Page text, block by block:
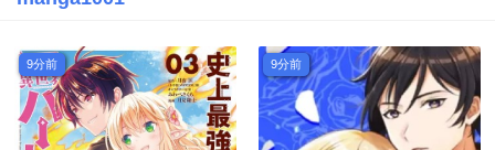
9分前 9分前